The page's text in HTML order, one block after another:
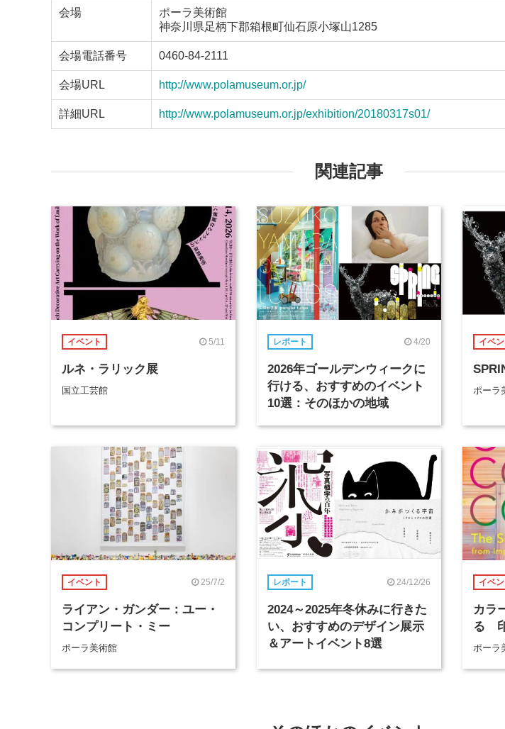
会場
ポーラ美術館
神奈川県足柄下郡箱根町仙石原小塚山1285
会場電話番号 0460-84-2111
会場URL http://www.polamuseum.or.jp/
詳細URL http://www.polamuseum.or.jp/exhibition/20180317s01/
関連記事
イベント 5/11
ルネ・ラリック展
国立工芸館
レポート 4/20
2026年ゴールデンウィークに
行ける、おすすめのイベント
10選：そのほかの地域
イベン
ポーラ
イベント 25/7/2
ライアン・ガンダー：ユー・
コンプリート・ミー
ポーラ美術館
レポート 24/12/26
2024～2025年冬休みに行きた
い、おすすめのデザイン展示
＆アートイベント8選
イベン
カラ
る
ポーラ